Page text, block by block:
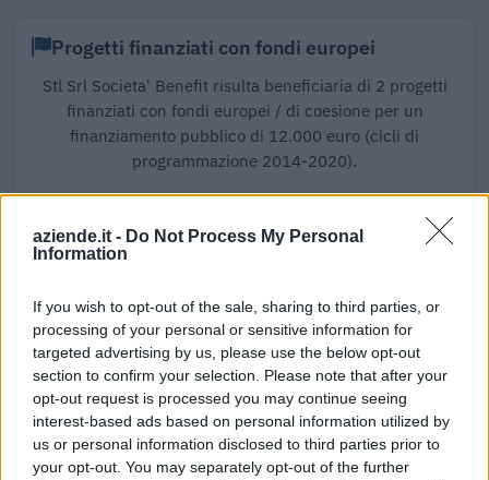
aziende.it - Do Not Process My Personal
Information
If you wish to opt-out of the sale, sharing to third parties, or
processing of your personal or sensitive information for
targeted advertising by us, please use the below opt-out
section to confirm your selection. Please note that after your
opt-out request is processed you may continue seeing
interest-based ads based on personal information utilized by
us or personal information disclosed to third parties prior to
your opt-out. You may separately opt-out of the further
Progetti finanziati con fondi europei
Stl Srl Societa' Benefit risulta beneficiaria di 2 progetti
finanziati con fondi europei / di coesione per un
finanziamento pubblico di 12.000 euro (cicli di
programmazione 2014-2020).
personalizzato: ditta S.T.L. srl
Ciclo di programmazione 2014-2020
progetto tablet
Ciclo di programmazione 2014-2020
6.000 euro
Fonte: OpenCoesione
(Open Data, licenza CC BY 4.0). Ogni progetto e'
verificabile sul portale OpenCoesione. Dati aggiornati al 2026-08-02.